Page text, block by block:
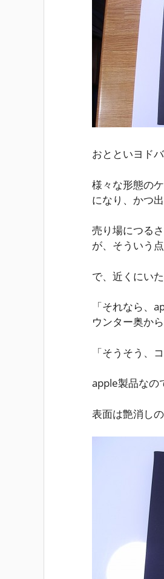
おとといヨド
様々な形態の
になり、かつ
売り場につる
が、そういう
で、近くにい
「それなら、
ウンター奥か
「そうそう、
apple製品なの
表面は艶消し